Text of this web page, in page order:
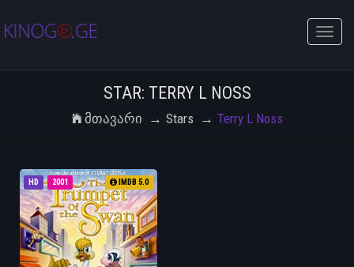
Toggle
STAR: TERRY L NOSS
Მთავარი Stars Terry L Noss
HD 2001 IMDB 5.0